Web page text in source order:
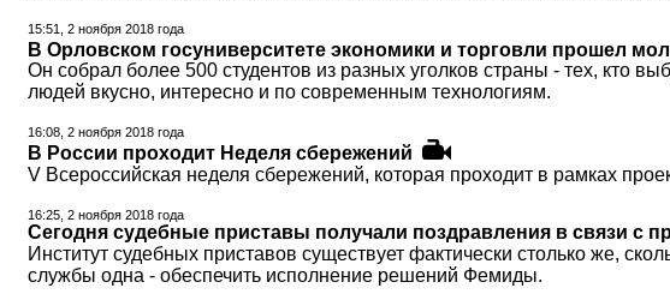
15:51, 2 ноября 2018 года
В Орловском госуниверситете экономики и торговли прошел
Он собрал более 500 студентов из разных уголков страны - тех, кто
людей вкусно, интересно и по современным технологиям.
16:08, 2 ноября 2018 года
В России проходит Неделя сбережений
V Всероссийская неделя сбережений, которая проходит в рамках
16:25, 2 ноября 2018 года
Сегодня судебные приставы получали поздравления в связи с
Институт судебных приставов существует фактически столько же,
службы одна - обеспечить исполнение решений Фемиды.